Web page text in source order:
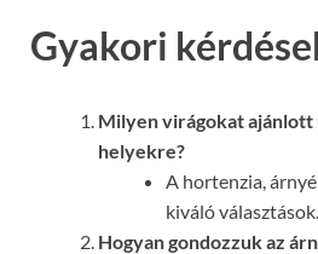
Gyakori
Milyen virágokat
helyekre?
A hortenzia,
kiváló választások.
Hogyan gondozzuk az